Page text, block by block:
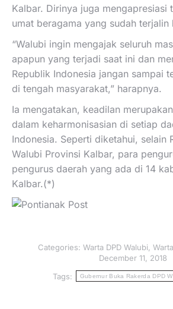
Kalbar. Dirinya juga mengapresiasi
umat beragama yang sudah terjalin
“Walubi ingin mengajak seluruh
apapun yang terjadi saat ini dan
Republik Indonesia jangan sampai
di tengah masyarakat,” harapnya.
Ia mengatakan, keadilan
dalam keharmonisasian di setiap
Indonesia. Seperti diketahui, selain
Walubi Provinsi Kalbar, para
pengurus daerah yang ada di 14
Kalbar.(*)
Categories: Warta DPD Walubi,
December 11, 2018
Tags:
Gubernur Buka Rakerda DPD